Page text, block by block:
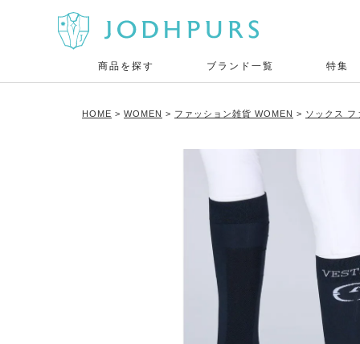
商品を探す ブランド一覧 特集
HOME WOMEN ファッション雑貨 WOMEN ソックス フ